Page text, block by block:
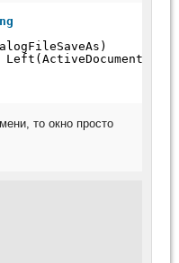
то окно просто